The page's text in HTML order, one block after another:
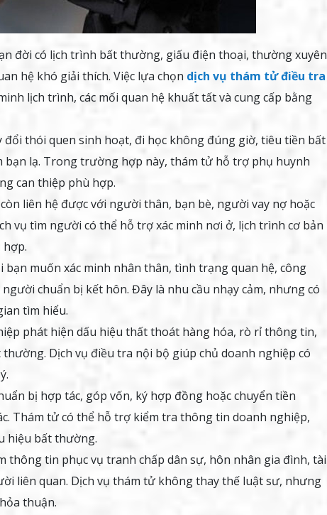
đời có lịch trình bất thường, giấu điện thoại, thường xuyên
hệ khó giải thích. Việc lựa chọn dịch vụ thám tử điều tra
lịch trình, các mối quan hệ khuất tất và cung cấp bằng
đổi thói quen sinh hoạt, đi học không đúng giờ, tiêu tiền bất
lạ. Trong trường hợp này, thám tử hỗ trợ phụ huynh
can thiệp phù hợp.
liên hệ được với người thân, bạn bè, người vay nợ hoặc
vụ tìm người có thể hỗ trợ xác minh nơi ở, lịch trình cơ bản
bạn muốn xác minh nhân thân, tình trạng quan hệ, công
chuẩn bị kết hôn. Đây là nhu cầu nhạy cảm, nhưng có
tìm hiểu.
phát hiện dấu hiệu thất thoát hàng hóa, rò rỉ thông tin,
Dịch vụ điều tra nội bộ giúp chủ doanh nghiệp có
bị hợp tác, góp vốn, ký hợp đồng hoặc chuyển tiền
Thám tử có thể hỗ trợ kiểm tra thông tin doanh nghiệp,
hiệu bất thường.
thông tin phục vụ tranh chấp dân sự, hôn nhân gia đình, tài
liên quan. Dịch vụ thám tử không thay thế luật sư, nhưng
thuận.